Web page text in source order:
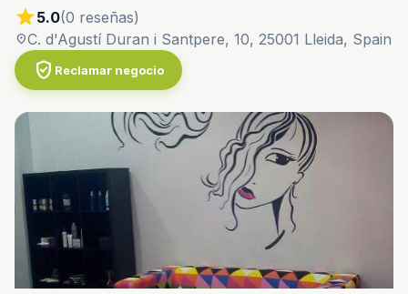
star5.0(0 reseñas)
location_onC. d'Agustí Duran i Santpere, 10, 25001 Lleida, Spain
verified_user Reclamar negocio